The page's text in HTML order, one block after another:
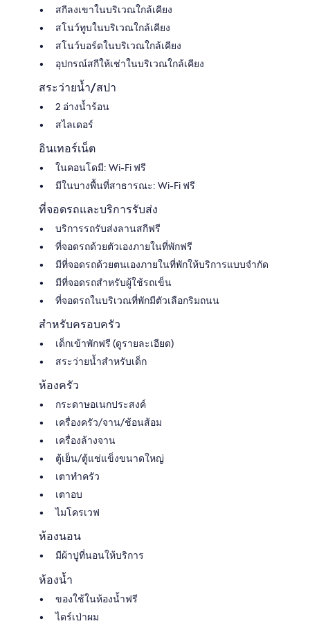
สกีลงเขาในบริเวณใกล้เคียง
สโนว์ทูบในบริเวณใกล้เคียง
สโนว์บอร์ดในบริเวณใกล้เคียง
อุปกรณ์สกีให้เช่าในบริเวณใกล้เคียง
สระว่ายน้ำ/สปา
2 อ่างน้ำร้อน
สไลเดอร์
อินเทอร์เน็ต
ในคอนโดมี: Wi-Fi ฟรี
มีในบางพื้นที่สาธารณะ: Wi-Fi ฟรี
ที่จอดรถและบริการรับส่ง
บริการรถรับส่งลานสกีฟรี
ที่จอดรถด้วยตัวเองภายในที่พักฟรี
มีที่จอดรถด้วยตนเองภายในที่พักให้บริการแบบจำกัด
มีที่จอดรถสำหรับผู้ใช้รถเข็น
ที่จอดรถในบริเวณที่พักมีตัวเลือกริมถนน
สำหรับครอบครัว
เด็กเข้าพักฟรี (ดูรายละเอียด)
สระว่ายน้ำสำหรับเด็ก
ห้องครัว
กระดาษอเนกประสงค์
เครื่องครัว/จาน/ช้อนส้อม
เครื่องล้างจาน
ตู้เย็น/ตู้แช่แข็งขนาดใหญ่
เตาทำครัว
เตาอบ
ไมโครเวฟ
ห้องนอน
มีผ้าปูที่นอนให้บริการ
ห้องน้ำ
ของใช้ในห้องน้ำฟรี
ไดร์เป่าผม